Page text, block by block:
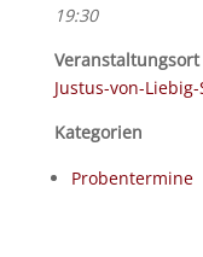
19:30
Veranstaltungsort
Justus-von-
Kategorien
Probentermine